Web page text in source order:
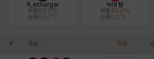
R_echarger
픽률
승률
60.0%
66.7%
늑대 탈
픽률
승률
40.0%
0.0%
# 특성 픽률